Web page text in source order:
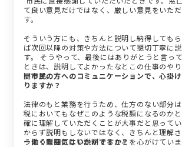
て良い意見だけではなく、厳しい意見をいた
す。
そういう方にも、きちんと説明し納得しても
ば次回以降の対策や方法について懇切丁寧に
す。 そうやって、最後にはありがとうと言っ
ときは、説明してよかったなとこの仕事のや
間です。
ー市民の方へのコミュニケーションで、心掛
りますか？
法律のもと業務を行うため、仕方のない部分は
税においてもなぜこのような税額になるのか
確に理解していただくことが大事だと思って
からず説明もしないではなく、きちんと理解
うよう親身になり説明することを心がけていま
ー働く雰囲気はいかがですか？